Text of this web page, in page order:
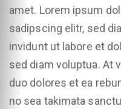
amet. Lorem ipsum
sadipscing elitr, sed
invidunt ut labore et
sed diam voluptua. At
duo dolores et ea
no sea takimata